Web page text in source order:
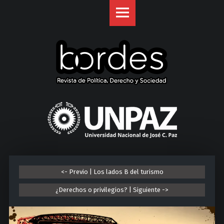
U
n
i
v
r
s
i
d
a
<- Previo | Los lados B del turismo
¿Derechos o privilegios? | Siguiente ->